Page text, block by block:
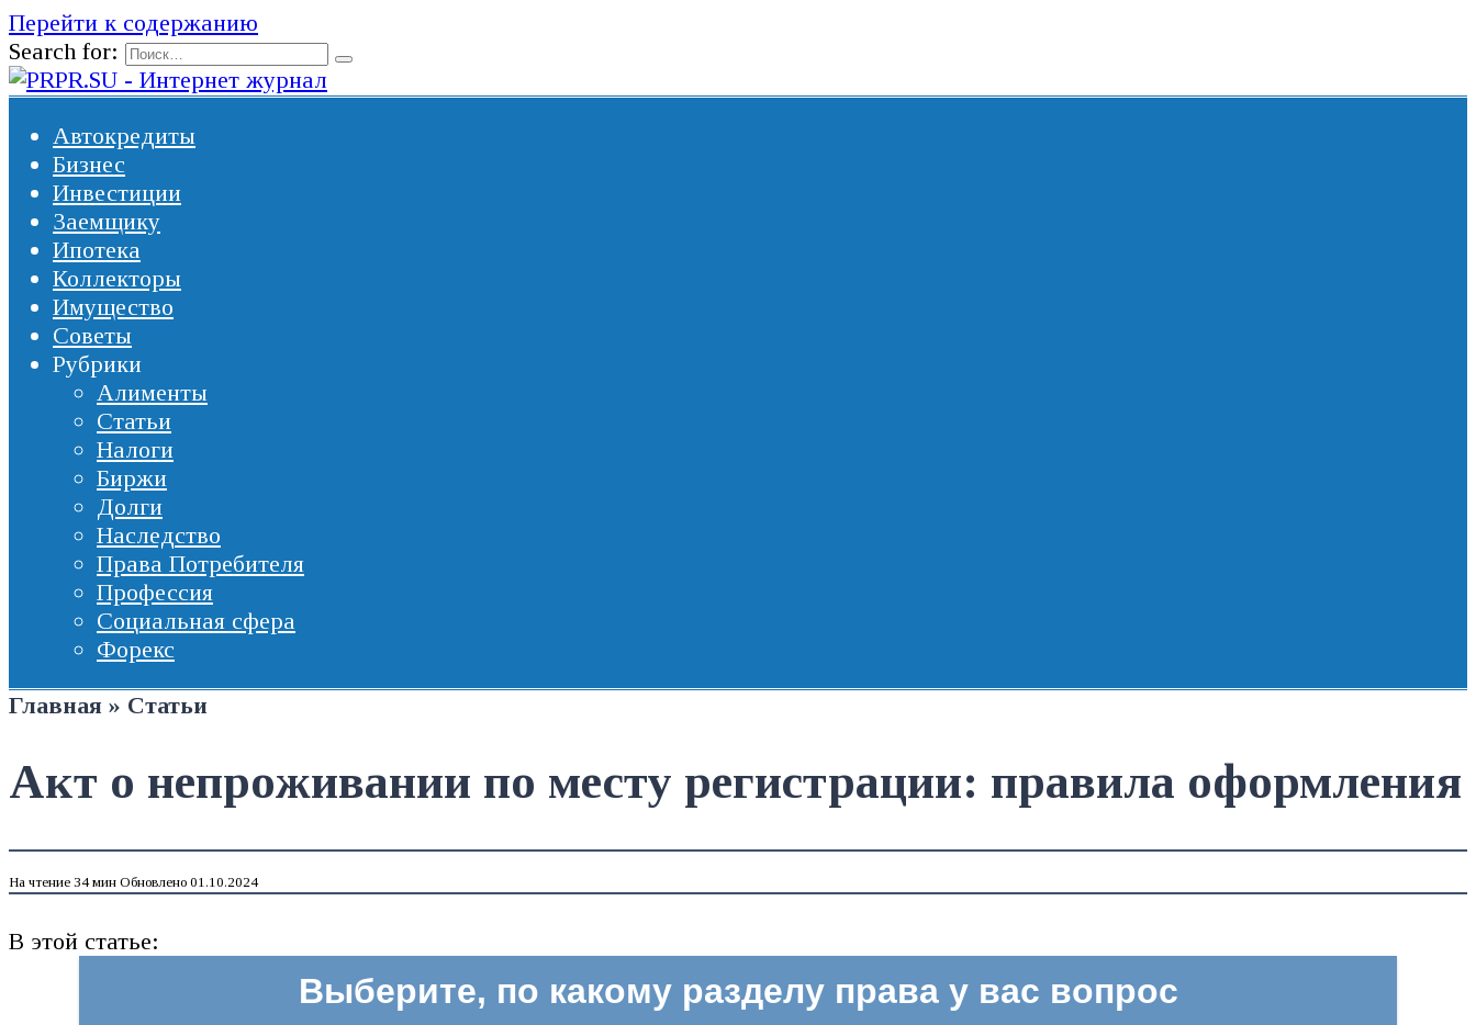
Перейти к содержанию
Search for:
Автокредиты
Бизнес
Инвестиции
Заемщику
Ипотека
Коллекторы
Имущество
Советы
Рубрики
Алименты
Статьи
Налоги
Биржи
Долги
Наследство
Права Потребителя
Профессия
Социальная сфера
Форекс
Главная » Статьи
Акт о непроживании по месту регистрации: правила оформления
На чтение 34 мин Обновлено 01.10.2024
В этой статье: